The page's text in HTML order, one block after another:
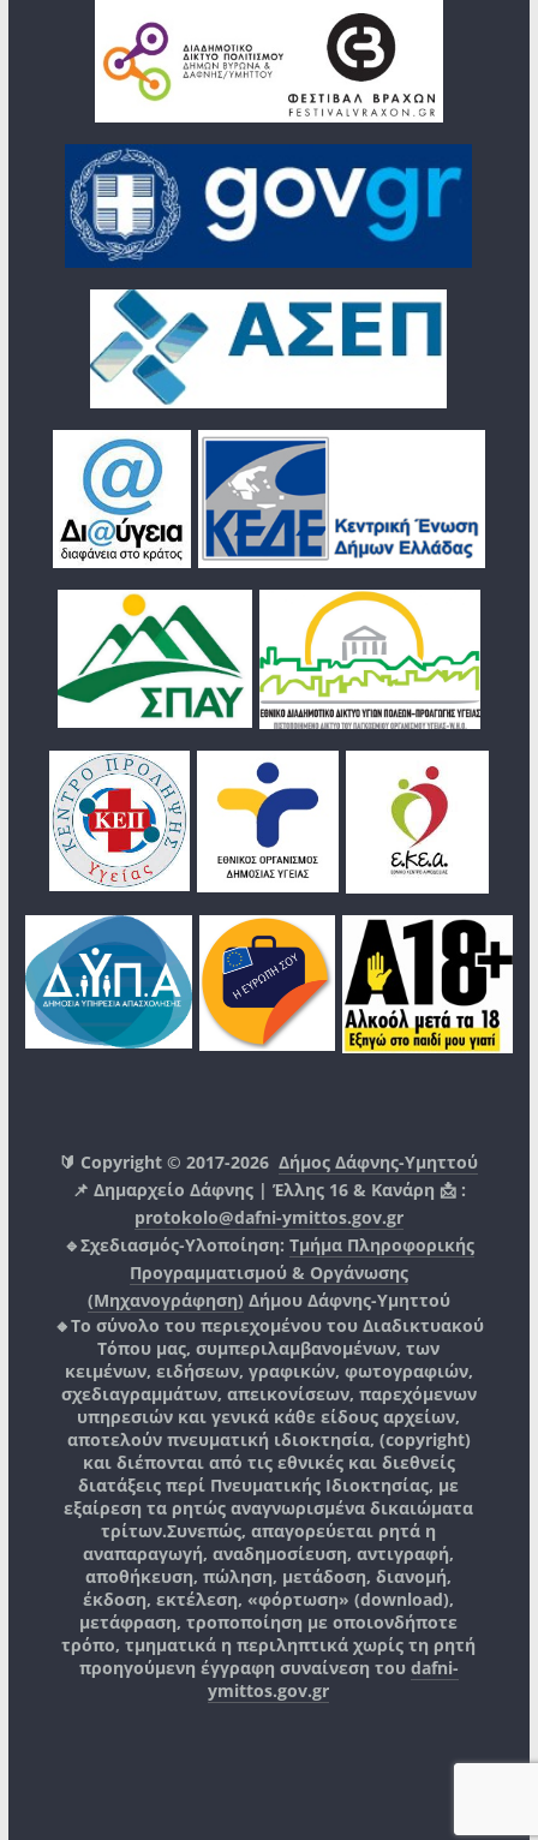
🔰 Copyright © 2017-2026Δήμος Δάφνης-Υμηττού
📌 Δημαρχείο Δάφνης | Έλλης 16 & Κανάρη 📩 :
protokolo@dafni-ymittos.gov.gr
🔹Σχεδιασμός-Υλοποίηση: Τμήμα Πληροφορικής
Προγραμματισμού & Οργάνωσης
(Μηχανογράφηση) Δήμου Δάφνης-Υμηττού
🔸Το σύνολο του περιεχομένου του Διαδικτυακού
Τόπου μας, συμπεριλαμβανομένων, των
κειμένων, ειδήσεων, γραφικών, φωτογραφιών,
σχεδιαγραμμάτων, απεικονίσεων, παρεχόμενων
υπηρεσιών και γενικά κάθε είδους αρχείων,
αποτελούν πνευματική ιδιοκτησία, (copyright)
και διέπονται από τις εθνικές και διεθνείς
διατάξεις περί Πνευματικής Ιδιοκτησίας, με
εξαίρεση τα ρητώς αναγνωρισμένα δικαιώματα
τρίτων.Συνεπώς, απαγορεύεται ρητά η
αναπαραγωγή, αναδημοσίευση, αντιγραφή,
αποθήκευση, πώληση, μετάδοση, διανομή,
έκδοση, εκτέλεση, «φόρτωση» (download),
μετάφραση, τροποποίηση με οποιονδήποτε
τρόπο, τμηματικά η περιληπτικά χωρίς τη ρητή
προηγούμενη έγγραφη συναίνεση του dafni-
ymittos.gov.gr